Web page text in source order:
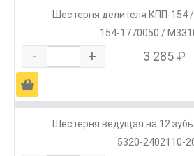
Шестерня делителя КПП-154 /
154-1770050 /
- + 3 285 ₽
Ä
Шестерня ведущая на 12
5320-2402110-